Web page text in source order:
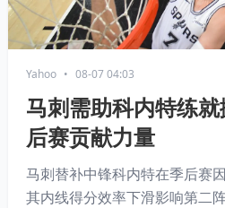
Yahoo • 08-07 04:03
马刺需助科内特练
后赛贡献力量
马刺替补中锋科内特在季后赛
其内线得分效率下滑影响第二